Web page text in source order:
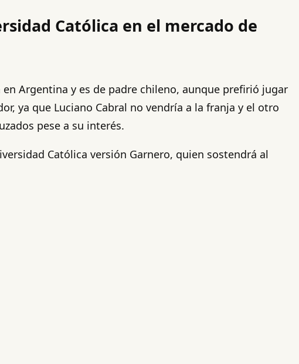
Católica en el mercado de
Argentina y es de padre chileno, aunque prefirió jugar
ya que Luciano Cabral no vendría a la franja y el otro
pese a su interés.
Católica versión Garnero, quien sostendrá al